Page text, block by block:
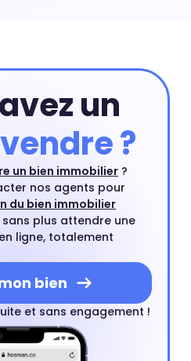
un
?
un bien immobilier ?
nos agents pour
du bien immobilier
plus attendre une
ligne, totalement
bien
et sans engagement !